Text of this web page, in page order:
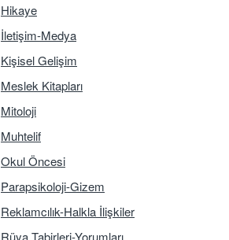
Hikaye
İletişim-Medya
Kişisel Gelişim
Meslek Kitapları
Mitoloji
Muhtelif
Okul Öncesi
Parapsikoloji-Gizem
Reklamcılık-Halkla İlişkiler
Rüya Tabirleri-Yorumları